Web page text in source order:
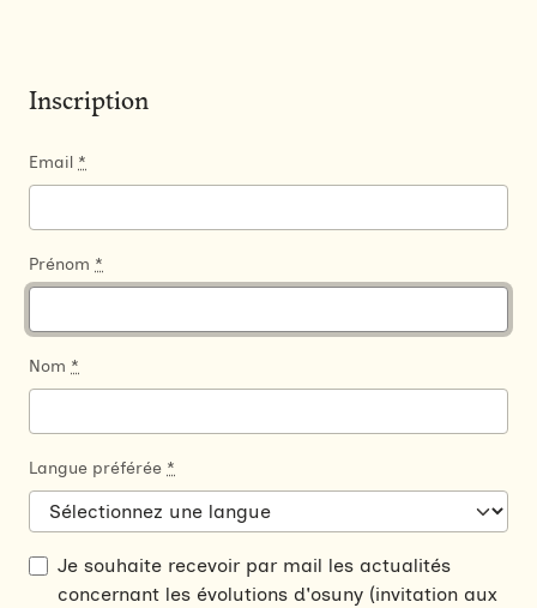
Inscription
Email *
Prénom *
Nom *
Langue préférée *
Je souhaite recevoir par mail les actualités
concernant les évolutions d'osuny (invitation aux